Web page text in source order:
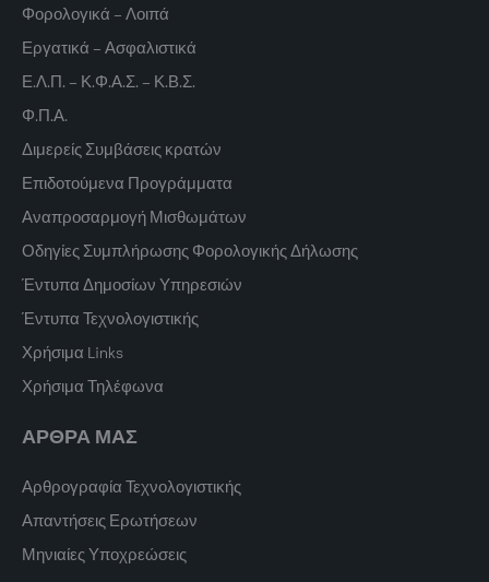
Φορολογικά – Λοιπά
Εργατικά – Ασφαλιστικά
Ε.Λ.Π. – Κ.Φ.Α.Σ. – Κ.Β.Σ.
Φ.Π.Α.
Διμερείς Συμβάσεις κρατών
Επιδοτούμενα Προγράμματα
Αναπροσαρμογή Μισθωμάτων
Οδηγίες Συμπλήρωσης Φορολογικής Δήλωσης
Έντυπα Δημοσίων Υπηρεσιών
Έντυπα Τεχνολογιστικής
Χρήσιμα Links
Χρήσιμα Τηλέφωνα
ΑΡΘΡΑ ΜΑΣ
Αρθρογραφία Τεχνολογιστικής
Απαντήσεις Ερωτήσεων
Μηνιαίες Υποχρεώσεις